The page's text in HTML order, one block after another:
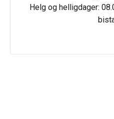
Helg og helligdager: